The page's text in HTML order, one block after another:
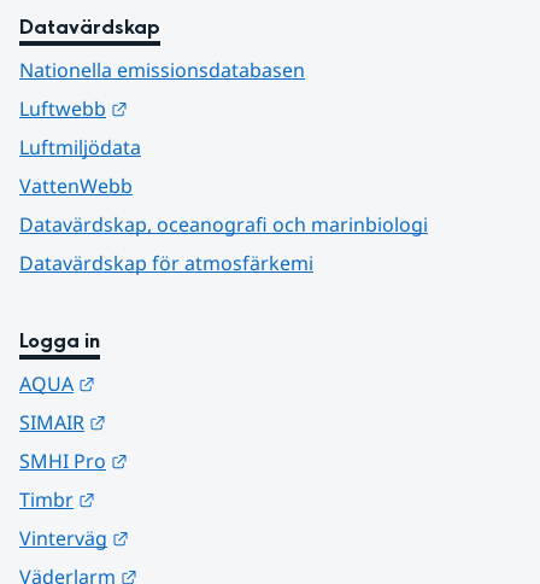
Datavärdskap
Nationella emissionsdatabasen
Luftwebb
Luftmiljödata
VattenWebb
Datavärdskap, oceanografi och marinbiologi
Datavärdskap för atmosfärkemi
Logga in
AQUA
SIMAIR
SMHI Pro
Timbr
Vinterväg
Väderlarm